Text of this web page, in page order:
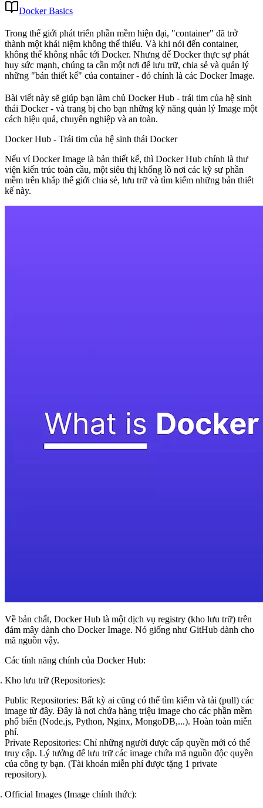
Docker Basics
Trong thế giới phát triển phần mềm hiện đại, "container" đã trở
thành một khái niệm không thể thiếu. Và khi nói đến container,
không thể không nhắc tới Docker. Nhưng để Docker thực sự phát
huy sức mạnh, chúng ta cần một nơi để lưu trữ, chia sẻ và quản lý
những "bản thiết kế" của container - đó chính là các Docker Image.
Bài viết này sẽ giúp bạn làm chủ Docker Hub - trái tim của hệ sinh
thái Docker - và trang bị cho bạn những kỹ năng quản lý Image một
cách hiệu quả, chuyên nghiệp và an toàn.
Docker Hub - Trái tim của hệ sinh thái Docker
Nếu ví Docker Image là bản thiết kế, thì Docker Hub chính là thư
viện kiến trúc toàn cầu, một siêu thị khổng lồ nơi các kỹ sư phần
mềm trên khắp thế giới chia sẻ, lưu trữ và tìm kiếm những bản thiết
kế này.
Về bản chất, Docker Hub là một dịch vụ registry (kho lưu trữ) trên
đám mây dành cho Docker Image. Nó giống như GitHub dành cho
mã nguồn vậy.
Các tính năng chính của Docker Hub:
Kho lưu trữ (Repositories):
Public Repositories: Bất kỳ ai cũng có thể tìm kiếm và tải (pull) các
image từ đây. Đây là nơi chứa hàng triệu image cho các phần mềm
phổ biến (Node.js, Python, Nginx, MongoDB,...). Hoàn toàn miễn
phí.
Private Repositories: Chỉ những người được cấp quyền mới có thể
truy cập. Lý tưởng để lưu trữ các image chứa mã nguồn độc quyền
của công ty bạn. (Tài khoản miễn phí được tặng 1 private
repository).
Official Images (Image chính thức):